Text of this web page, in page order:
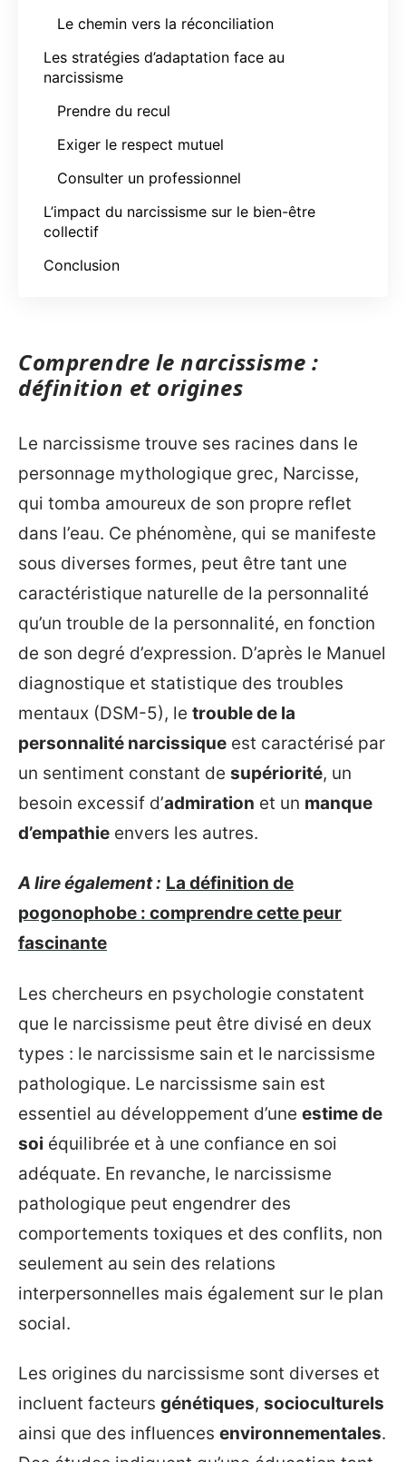
Le chemin vers la réconciliation
Les stratégies d’adaptation face au
narcissisme
Prendre du recul
Exiger le respect mutuel
Consulter un professionnel
L’impact du narcissisme sur le bien-être
collectif
Conclusion
Comprendre le narcissisme :
définition et origines
Le narcissisme trouve ses racines dans le
personnage mythologique grec, Narcisse,
qui tomba amoureux de son propre reflet
dans l’eau. Ce phénomène, qui se manifeste
sous diverses formes, peut être tant une
caractéristique naturelle de la personnalité
qu’un trouble de la personnalité, en fonction
de son degré d’expression. D’après le Manuel
diagnostique et statistique des troubles
mentaux (DSM-5), le trouble de la
personnalité narcissique est caractérisé par
un sentiment constant de supériorité, un
besoin excessif d’admiration et un manque
d’empathie envers les autres.
A lire également : La définition de
pogonophobe : comprendre cette peur
fascinante
Les chercheurs en psychologie constatent
que le narcissisme peut être divisé en deux
types : le narcissisme sain et le narcissisme
pathologique. Le narcissisme sain est
essentiel au développement d’une estime de
soi équilibrée et à une confiance en soi
adéquate. En revanche, le narcissisme
pathologique peut engendrer des
comportements toxiques et des conflits, non
seulement au sein des relations
interpersonnelles mais également sur le plan
social.
Les origines du narcissisme sont diverses et
incluent facteurs génétiques, socioculturels
ainsi que des influences environnementales.